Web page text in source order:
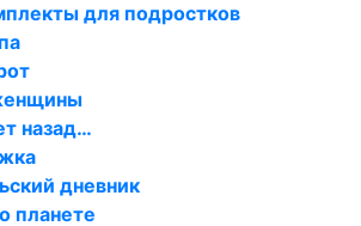
для подростков
назад…
дневник
планете